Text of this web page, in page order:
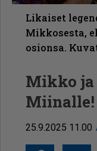
Likaiset
Mikkosesta,
osionsa.
Mikko ja
Miinalle!
25.9.2025 11.00